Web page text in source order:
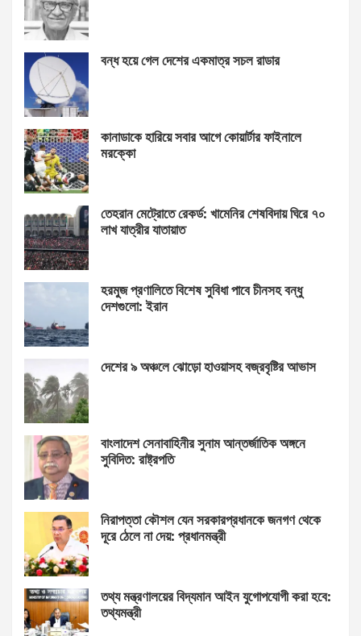
বন্ধ হয়ে গেল দেশের একমাত্র সচল রাডার
কানাডাকে হারিয়ে সবার আগে কোয়ার্টার ফাইনালে
মরক্কো
তেহরান মেট্রোতে রেকর্ড: খামেনির শেষবিদায় ঘিরে ৭০
লাখ যাত্রীর যাতায়াত
হরমুজ প্রণালিতে বিশেষ সুবিধা পাবে চীনসহ বন্ধু
দেশগুলো: ইরান
দেশের ৯ অঞ্চলে ঝোড়ো হাওয়াসহ বজ্রবৃষ্টির আভাস
বাংলাদেশ সেনাবাহিনীর সুনাম আন্তর্জাতিক অঙ্গনে
সুবিদিত: রাষ্ট্রপতি
নিরাপত্তা কৌশল যেন সরকারপ্রধানকে জনগণ থেকে
দূরে ঠেলে না দেয়: প্রধানমন্ত্রী
তথ্য মন্ত্রণালয়ের বিদ্যমান আইন যুগোপযোগী করা হবে:
তথ্যমন্ত্রী